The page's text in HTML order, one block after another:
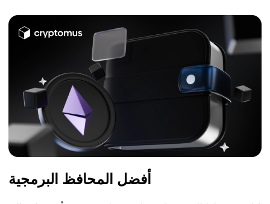
أفضل المحافظ البرمجية